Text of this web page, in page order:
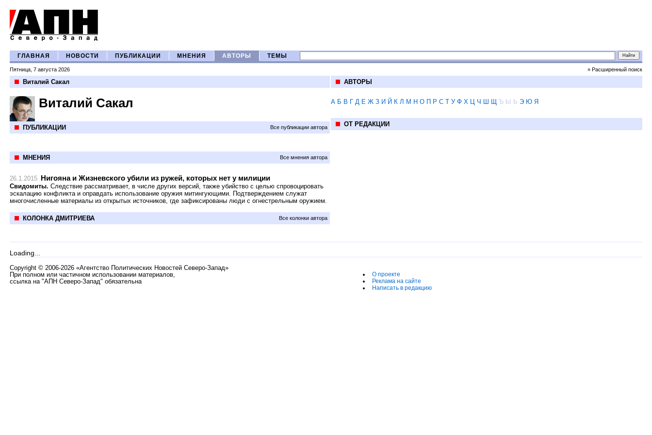
ГЛАВНАЯ НОВОСТИ ПУБЛИКАЦИИ МНЕНИЯ АВТОРЫ ТЕМЫ
Пятница, 7 августа 2026 » Расширенный поиск
Виталий Сакал
Виталий Сакал
ПУБЛИКАЦИИ Все публикации автора
МНЕНИЯ Все мнения автора
26.1.2015 Нигояна и Жизневского убили из ружей, которых нет у милиции
Свидомиты. Следствие рассматривает, в числе других версий, также убийство с целью спровоцировать
эскалацию конфликта и оправдать использование оружия митингующими. Подтверждением служат
многочисленные материалы из открытых источников, где зафиксированы люди с огнестрельным оружием.
КОЛОНКА ДМИТРИЕВА Все колонки автора
АВТОРЫ
А Б В Г Д Е Ж З И Й К Л М Н О П Р С Т У Ф Х Ц Ч Ш Щ Ъ Ы Ь Э Ю Я
ОТ РЕДАКЦИИ
Loading...
Copyright © 2006-2026 «Агентство Политических Новостей Северо-Запад»
При полном или частичном использовании материалов,
ссылка на "АПН Северо-Запад" обязательна
О проекте
Реклама на сайте
Написать в редакцию